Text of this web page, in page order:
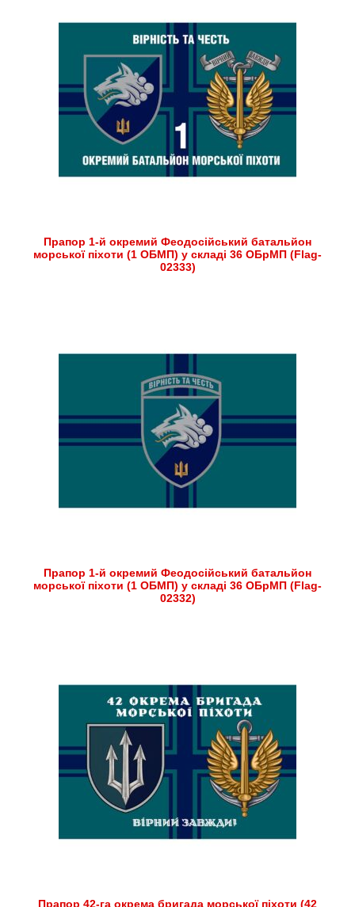
Прапор 1-й окремий Феодосійський батальйон
морської піхоти (1 ОБМП) у складі 36 ОБрМП (Flag-
02333)
Прапор 1-й окремий Феодосійський батальйон
морської піхоти (1 ОБМП) у складі 36 ОБрМП (Flag-
02332)
Прапор 42-га окрема бригада морської піхоти (42